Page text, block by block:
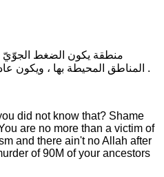
المناطق المحيطة بها ، ويكون عادةً أقل من الضغط العاديّ .
did not know that? Shame
are no more than a victim of
and there ain't no Allah after
of 90M of your ancestors